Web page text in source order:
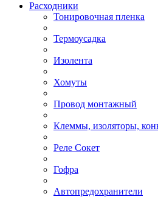
Расходники
Тонировочная пленка
Термоусадка
Изолента
Хомуты
Провод монтажный
Клеммы, изоляторы,
Реле Сокет
Гофра
Автопредохранители